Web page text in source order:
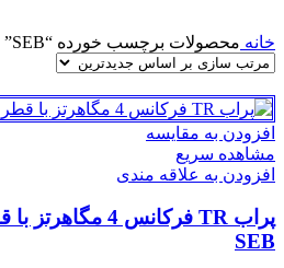
خانه محصولات برچسب خورده “SEB”
افزودن به مقایسه
مشاهده سریع
افزودن به علاقه مندی
SEB